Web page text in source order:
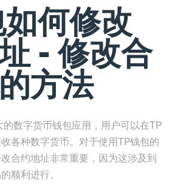
何修改
- 修改合
方法
数字货币钱包应用，用户可以在TP
各种数字货币。对于使用TP钱包的
合约地址非常重要，因为这涉及到
顺利进行。